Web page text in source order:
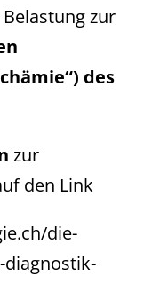
zur
des
zur
den Link
die-